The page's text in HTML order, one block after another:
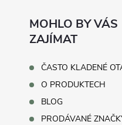
MOHLO BY VÁS
ZAJÍMAT
ČASTO KLADENÉ
O PRODUKTECH
BLOG
PRODÁVANÉ